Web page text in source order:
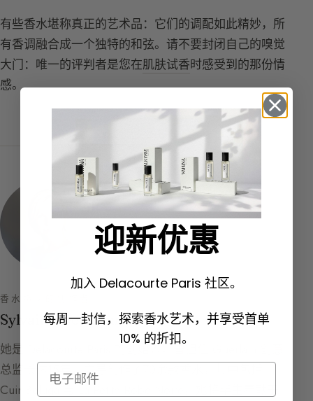
有些香水堪称真正的艺术品：它们的调配如此精妙，所
有香调融合成一个独特的和弦。请不要封闭自己的嗅觉
大门：唯一的评判者是您在肌肤试香时感受到的那份情
感。
香水指南的创作者
Sylvaine Delacourte
她是 Delacourte Paris 的创始人，曾担任 Guerlain 创意
总监长达15年，主导创作了70余款香水，其中包括
Cuir Beluga 与 La Petite Robe Noire。她将毕生奉献于
迎新优惠
加入 Delacourte Paris 社区。
每周一封信，探索香水艺术，并享受首单
10% 的折扣。
Email